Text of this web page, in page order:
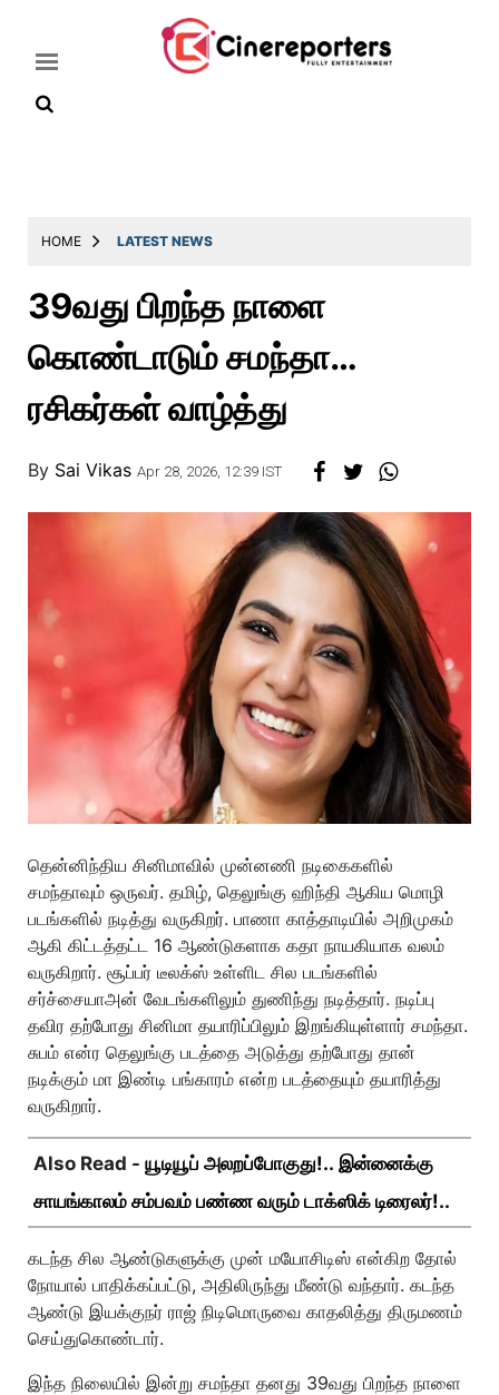
Latest
Throwback
Television
Reviews
Photos
Story
HOME LATEST NEWS
39வது பிறந்த நாளை
கொண்டாடும் சமந்தா…
ரசிகர்கள் வாழ்த்து
By Sai Vikas Apr 28, 2026, 12:39 IST
தென்னிந்திய சினிமாவில் முன்னணி நடிகைகளில்
சமந்தாவும் ஒருவர். தமிழ், தெலுங்கு ஹிந்தி ஆகிய மொழி
படங்களில் நடித்து வருகிறர். பாணா காத்தாடியில் அறிமுகம்
ஆகி கிட்டத்தட்ட 16 ஆண்டுகளாக கதா நாயகியாக வலம்
வருகிறார். சூப்பர் டீலக்ஸ் உள்ளிட சில படங்களில்
சர்ச்சையாஅன் வேடங்களிலும் துணிந்து நடித்தார். நடிப்பு
தவிர தற்போது சினிமா தயாரிப்பிலும் இறங்கியுள்ளார் சமந்தா.
சுபம் என்ர தெலுங்கு படத்தை அடுத்து தற்போது தான்
நடிக்கும் மா இண்டி பங்காரம் என்ற படத்தையும் தயாரித்து
வருகிறார்.
Also Read - யூடியூப் அலறப்போகுது!.. இன்னைக்கு
சாயங்காலம் சம்பவம் பண்ண வரும் டாக்ஸிக் டிரைலர்!..
கடந்த சில ஆண்டுகளுக்கு முன் மயோசிடிஸ் என்கிற தோல்
நோயால் பாதிக்கப்பட்டு, அதிலிருந்து மீண்டு வந்தார். கடந்த
ஆண்டு இயக்குநர் ராஜ் நிடிமொருவை காதலித்து திருமணம்
செய்துகொண்டார்.
இந்த நிலையில் இன்று சமந்தா தனது 39வது பிறந்த நாளை